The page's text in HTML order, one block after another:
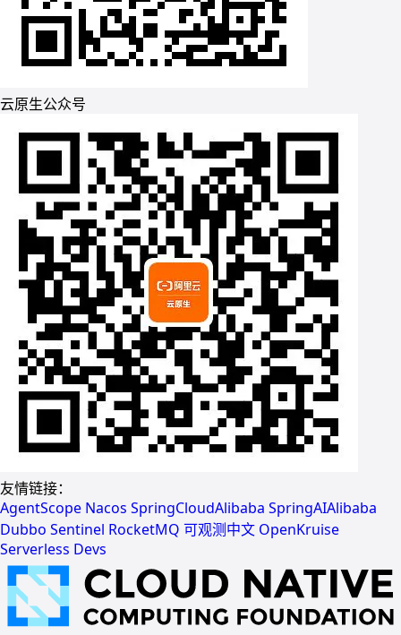
云原生公众号
友情链接：
AgentScope Nacos SpringCloudAlibaba SpringAIAlibaba
Dubbo Sentinel RocketMQ 可观测中文 OpenKruise
Serverless Devs